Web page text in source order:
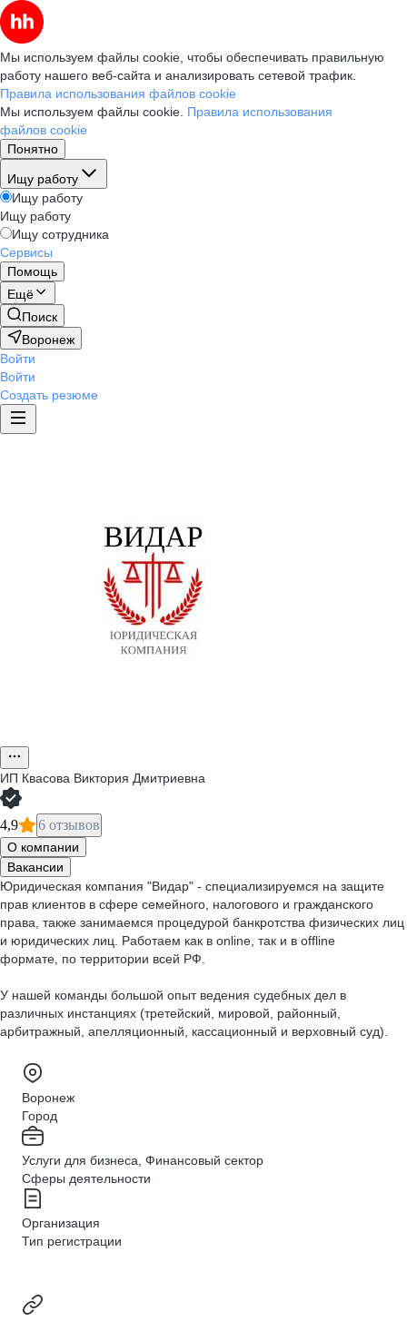
Мы используем файлы cookie, чтобы обеспечивать правильную
работу нашего веб-сайта и анализировать сетевой трафик.
Правила использования файлов cookie
Мы используем файлы cookie. Правила использования
файлов cookie
Понятно
Ищу работу
Ищу работу
Ищу работу
Ищу сотрудника
Сервисы
Помощь
Ещё
Поиск
Воронеж
Войти
Войти
Создать резюме
ИП Квасова Виктория Дмитриевна
4,9 6 отзывов
О компании
Вакансии
Юридическая компания "Видар" - специализируемся на защите
прав клиентов в сфере семейного, налогового и гражданского
права, также занимаемся процедурой банкротства физических лиц
и юридических лиц. Работаем как в online, так и в offline
формате, по территории всей РФ.
У нашей команды большой опыт ведения судебных дел в
различных инстанциях (третейский, мировой, районный,
арбитражный, апелляционный, кассационный и верховный суд).
Воронеж
Город
Услуги для бизнеса, Финансовый сектор
Сферы деятельности
Организация
Тип регистрации